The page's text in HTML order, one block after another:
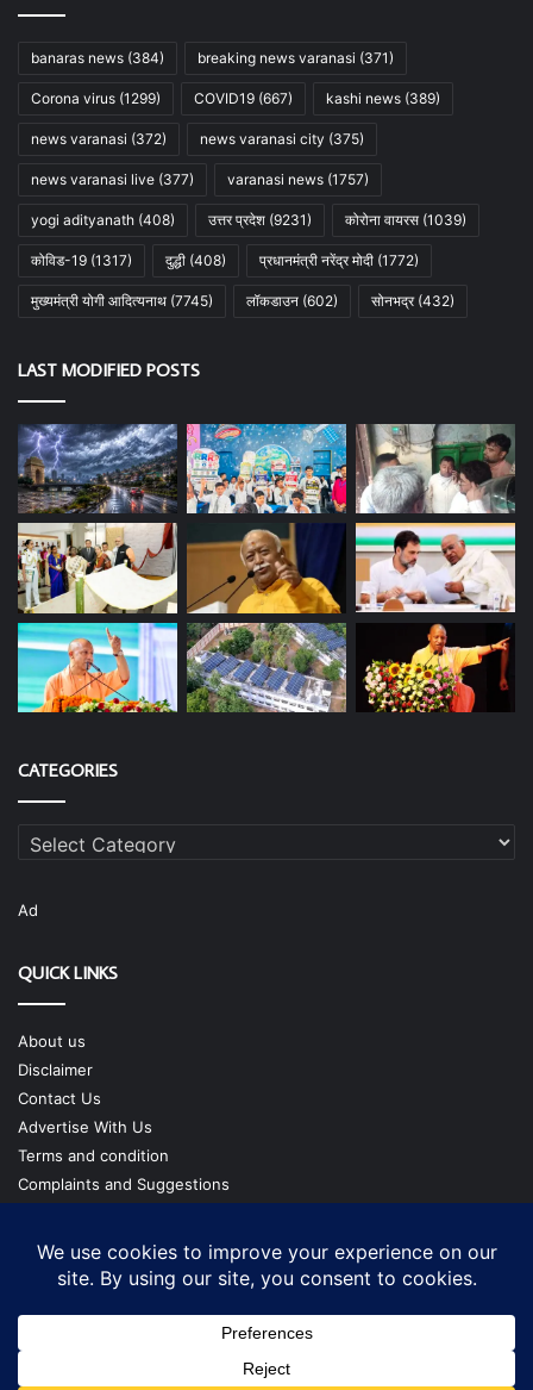
banaras news (384) breaking news varanasi (371)
Corona virus (1299) COVID19 (667) kashi news (389)
news varanasi (372) news varanasi city (375)
news varanasi live (377) varanasi news (1757)
yogi adityanath (408) उत्तर प्रदेश (9231) कोरोना वायरस (1039)
कोविड-19 (1317) दुद्धी (408) प्रधानमंत्री नरेंद्र मोदी (1772)
मुख्यमंत्री योगी आदित्यनाथ (7745) लॉकडाउन (602) सोनभद्र(432)
LAST MODIFIED POSTS
CATEGORIES
Categories
Ad
QUICK LINKS
About us
Disclaimer
Contact Us
Advertise With Us
Terms and condition
Complaints and Suggestions
Our Team
Copyright @ cmgtimes.com